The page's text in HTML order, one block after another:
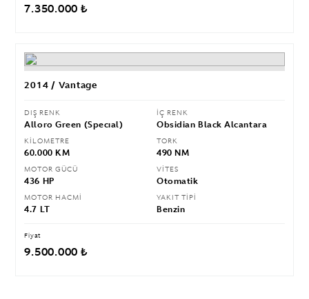
7.350.000 ₺
2014 / Vantage
DIŞ RENK
Alloro Green (Specıal)
İÇ RENK
Obsidian Black Alcantara
KİLOMETRE
60.000 KM
TORK
490 NM
MOTOR GÜCÜ
436 HP
VİTES
Otomatik
MOTOR HACMİ
4.7 LT
YAKIT TİPİ
Benzin
Fiyat
9.500.000 ₺